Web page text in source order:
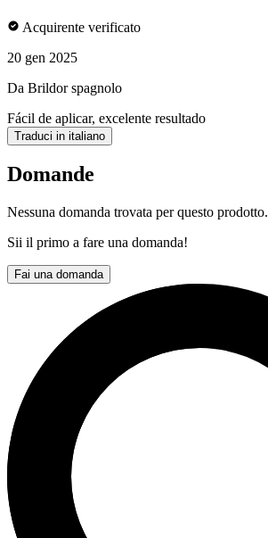
Acquirente verificato
20 gen 2025
Da Brildor spagnolo
Fácil de aplicar, excelente resultado
Traduci in italiano
Domande
Nessuna domanda trovata per questo prodotto.
Sii il primo a fare una domanda!
Fai una domanda